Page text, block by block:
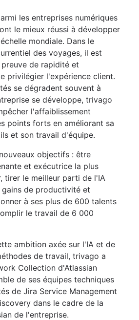
les entreprises numériques
le mieux réussi à développer
mondiale. Dans le
des voyages, il est
de rapidité et
privilégier l'expérience client.
se dégradent souvent à
se développe, trivago
l'affaiblissement
points forts en améliorant sa
et son travail d'équipe.
objectifs : être
et exécutrice la plus
tirer le meilleur parti de l'IA
de productivité et
à ses plus de 600 talents
le travail de 6 000
ambition axée sur l'IA et de
de travail, trivago a
Collection d'Atlassian
de ses équipes techniques
de Jira Service Management
dans le cadre de la
de l'entreprise.